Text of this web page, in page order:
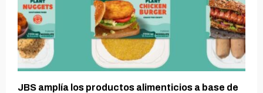
JBS amplía los productos alimenticios a base de